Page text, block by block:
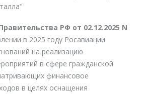
РФ от 02.12.2025 N
в 2025 году Росавиации
на реализацию
в сфере гражданской
финансовое
в целях оснащения